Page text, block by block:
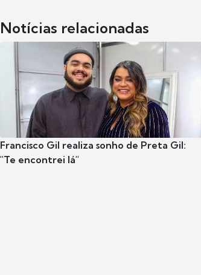
Notícias relacionadas
Francisco Gil realiza sonho de Preta Gil:
"Te encontrei lá"